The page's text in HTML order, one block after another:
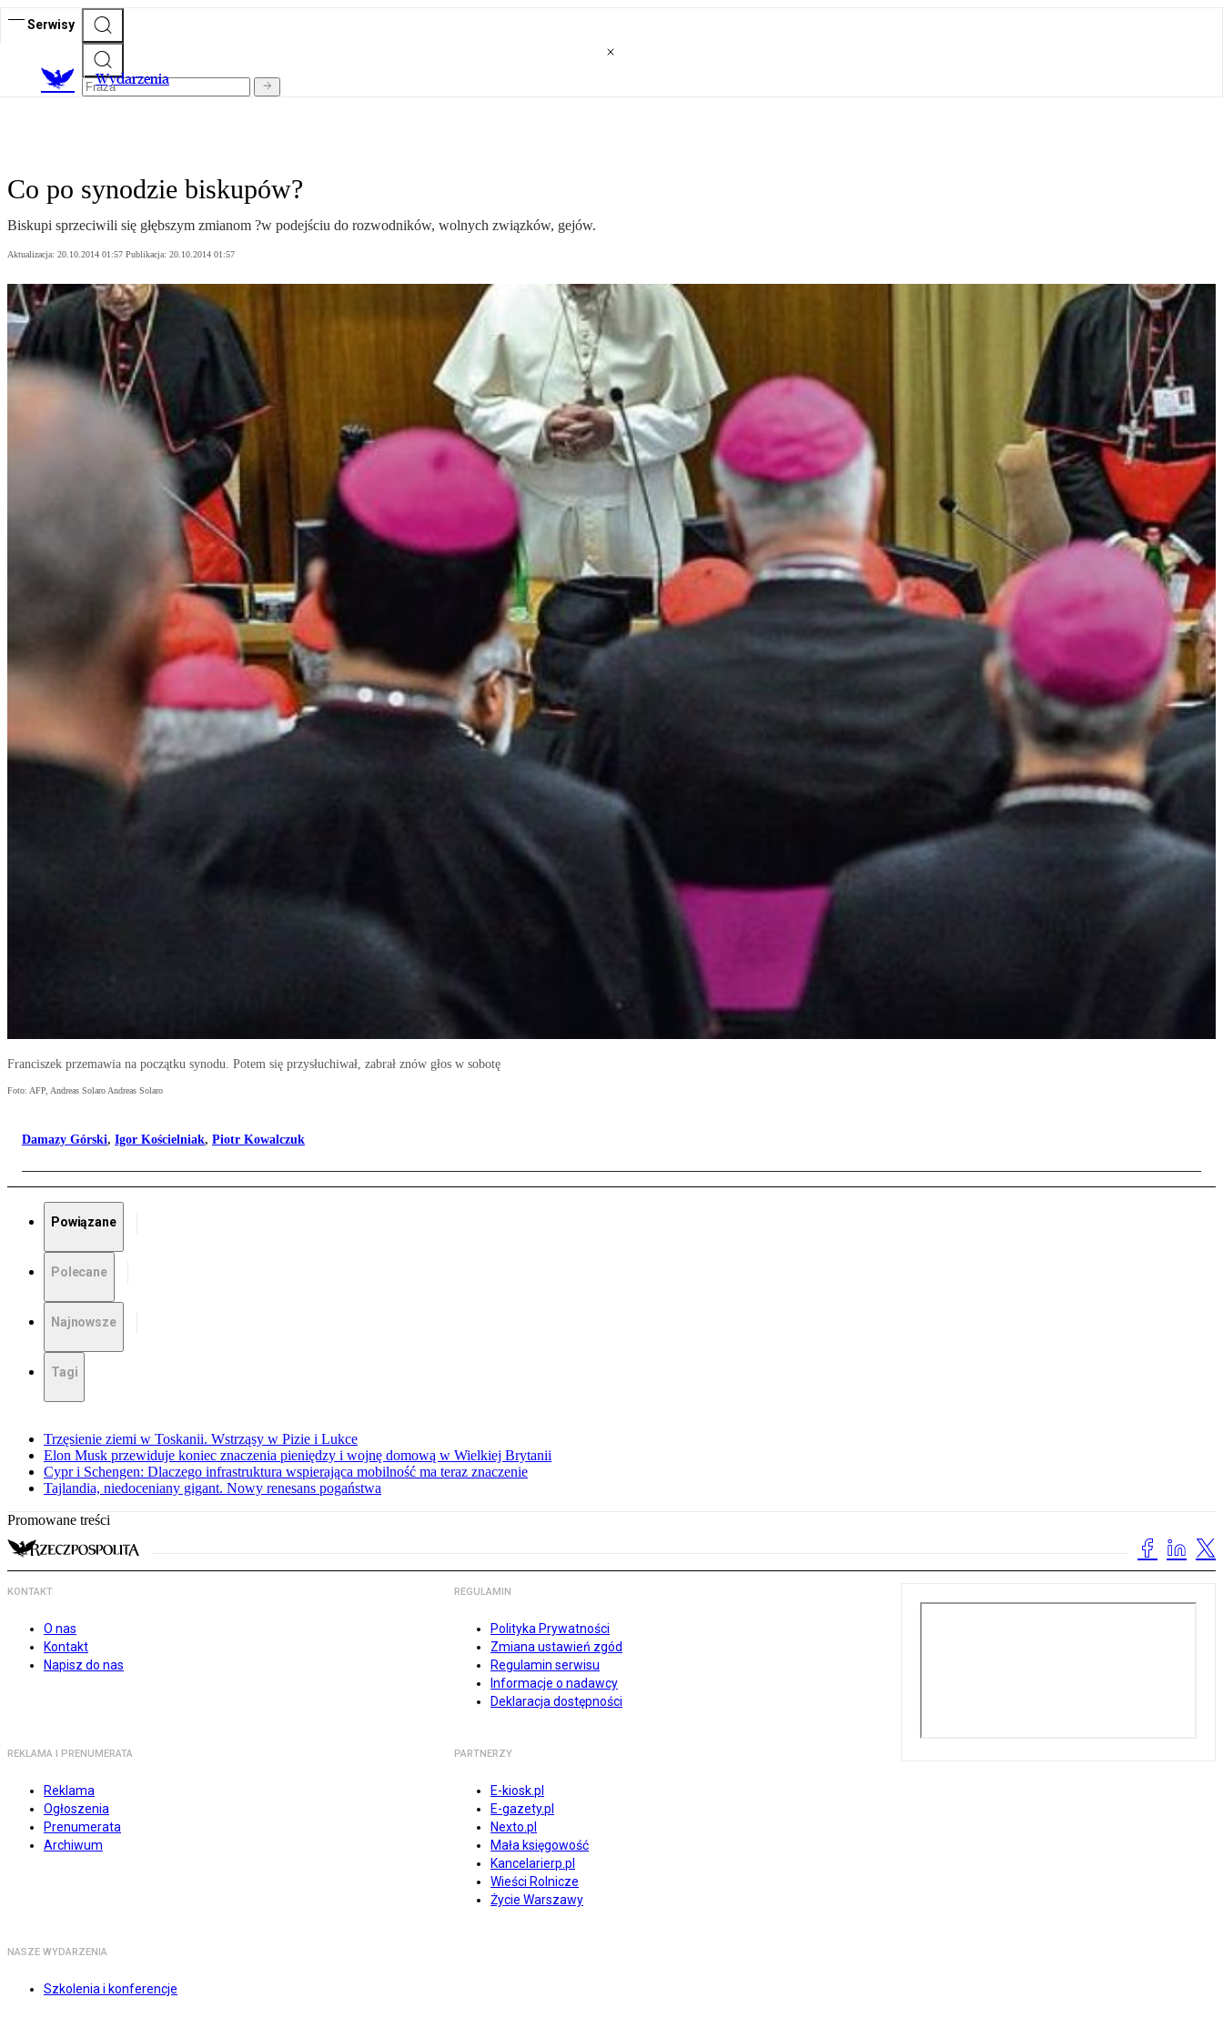
Serwisy
Wydarzenia
Co po synodzie biskupów?
Biskupi sprzeciwili się głębszym zmianom ?w podejściu do rozwodników, wolnych związków, gejów.
Aktualizacja: 20.10.2014 01:57 Publikacja: 20.10.2014 01:57
Franciszek przemawia na początku synodu. Potem się przysłuchiwał, zabrał znów głos w sobotę
Foto: AFP, Andreas Solaro Andreas Solaro
Damazy Górski, Igor Kościelniak, Piotr Kowalczuk
Powiązane
Polecane
Najnowsze
Tagi
Trzęsienie ziemi w Toskanii. Wstrząsy w Pizie i Lukce
Elon Musk przewiduje koniec znaczenia pieniędzy i wojnę domową w Wielkiej Brytanii
Cypr i Schengen: Dlaczego infrastruktura wspierająca mobilność ma teraz znaczenie
Tajlandia, niedoceniany gigant. Nowy renesans pogaństwa
Promowane treści
KONTAKT
O nas
Kontakt
Napisz do nas
REGULAMIN
Polityka Prywatności
Zmiana ustawień zgód
Regulamin serwisu
Informacje o nadawcy
Deklaracja dostępności
REKLAMA I PRENUMERATA
Reklama
Ogłoszenia
Prenumerata
Archiwum
PARTNERZY
E-kiosk.pl
E-gazety.pl
Nexto.pl
Mała księgowość
Kancelarierp.pl
Wieści Rolnicze
Życie Warszawy
NASZE WYDARZENIA
Szkolenia i konferencje